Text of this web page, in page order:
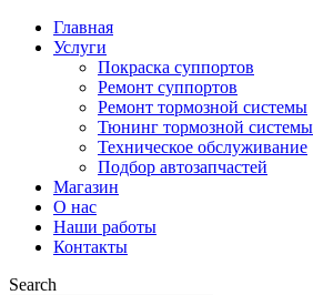
Главная
Услуги
Покраска суппортов
Ремонт суппортов
Ремонт тормозной системы
Тюнинг тормозной системы
Техническое обслуживание
Подбор автозапчастей
Магазин
О нас
Наши работы
Контакты
Search